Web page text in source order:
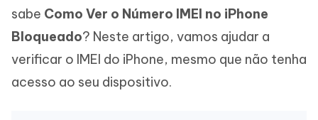
sabe Como Ver o Número IMEI no iPhone
Bloqueado? Neste artigo, vamos ajudar a
verificar o IMEI do iPhone, mesmo que não tenha
acesso ao seu dispositivo.